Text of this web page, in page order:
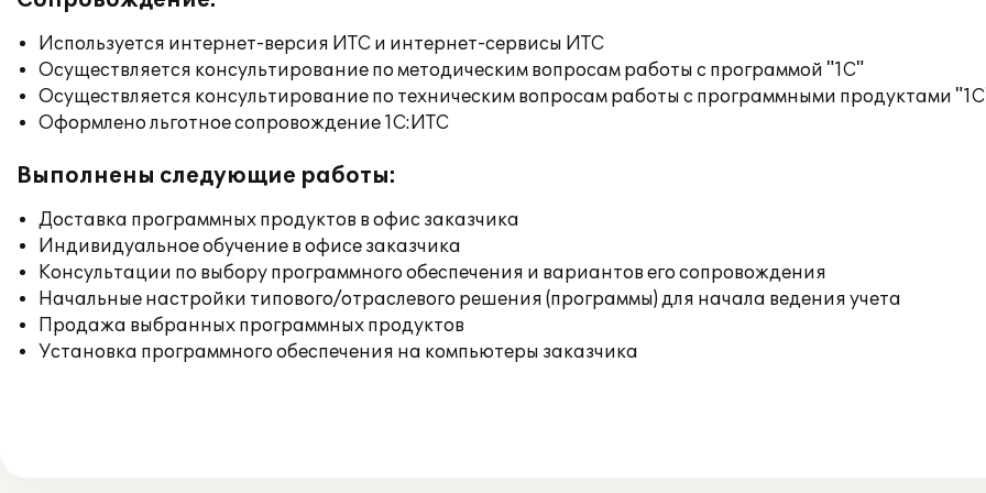
Используется интернет-версия ИТС и интернет-сервисы ИТС
Осуществляется консультирование по методическим вопросам работы с программой "1С"
Осуществляется консультирование по техническим вопросам работы с программными продуктами
Оформлено льготное сопровождение 1С:ИТС
Выполнены следующие работы:
Доставка программных продуктов в офис заказчика
Индивидуальное обучение в офисе заказчика
Консультации по выбору программного обеспечения и вариантов его сопровождения
Начальные настройки типового/отраслевого решения (программы) для начала ведения учета
Продажа выбранных программных продуктов
Установка программного обеспечения на компьютеры заказчика